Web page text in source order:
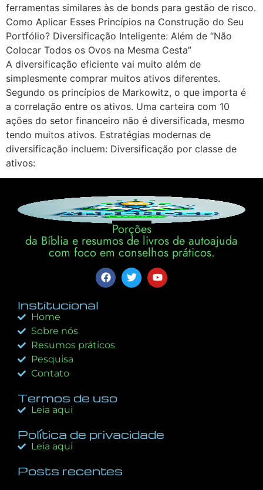
ferramentas similares às de bonds para gestão de risco.
Como Aplicar Esses Princípios na Construção do Seu
Portfólio? Diversificação Inteligente: Além de “Não
Colocar Todos os Ovos na Mesma Cesta”
A diversificação eficiente vai muito além de
simplesmente comprar muitos ativos diferentes.
Segundo os princípios de Markowitz, o que importa é
a correlação entre os ativos. Uma carteira com 10
ações do setor financeiro não é diversificada, mesmo
tendo muitos ativos. Estratégias modernas de
diversificação incluem: Diversificação por classe de
ativos:
Porções
da Bíblia e resumos de livros de autoajuda
com foco em conselhos práticos.
Institucional
Home
Sobre nós
Resumos práticos
Pesquisa
Contato
Termos de uso
Leia aqui
Política de privacidade
Leia aqui
Posts recentes